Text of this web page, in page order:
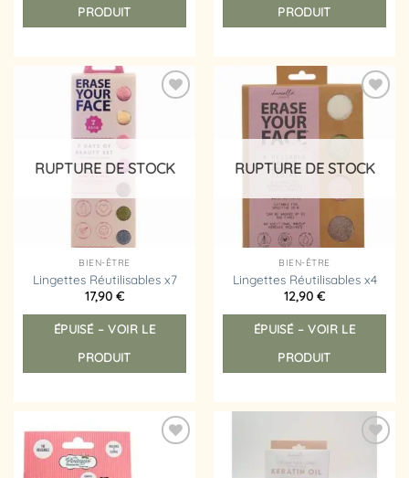
PRODUIT
PRODUIT
RUPTURE DE STOCK
BIEN-ÊTRE
Lingettes Réutilisables x7
17,90 €
ÉPUISÉ – VOIR LE
PRODUIT
Ajouter
liste
RUPTURE DE STOCK
BIEN-ÊTRE
Lingettes Réutilisables x4
12,90 €
ÉPUISÉ – VOIR LE
PRODUIT